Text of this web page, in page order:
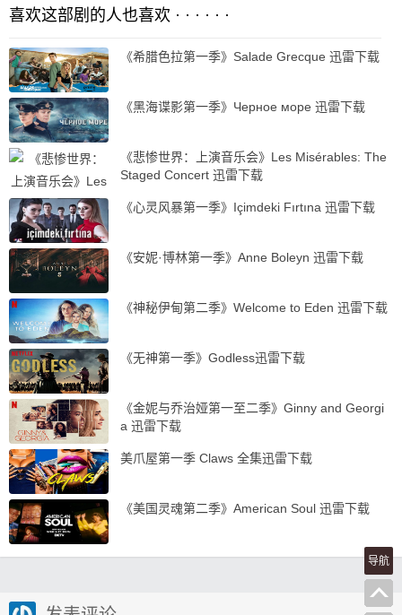
喜欢这部剧的人也喜欢 · · · · · ·
《希腊色拉第一季》Salade Grecque 迅雷下载
《黑海谍影第一季》Черное море 迅雷下载
《悲惨世界：上演音乐会》Les Misérables: The
Staged Concert 迅雷下载
《心灵风暴第一季》Içimdeki Fırtına 迅雷下载
《安妮·博林第一季》Anne Boleyn 迅雷下载
《神秘伊甸第二季》Welcome to Eden 迅雷下载
《无神第一季》Godless迅雷下载
《金妮与乔治娅第一至二季》Ginny and Georgi
a 迅雷下载
美爪屋第一季 Claws 全集迅雷下载
《美国灵魂第二季》American Soul 迅雷下载
导航